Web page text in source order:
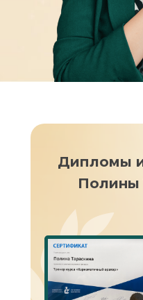
Дипломы
Полины